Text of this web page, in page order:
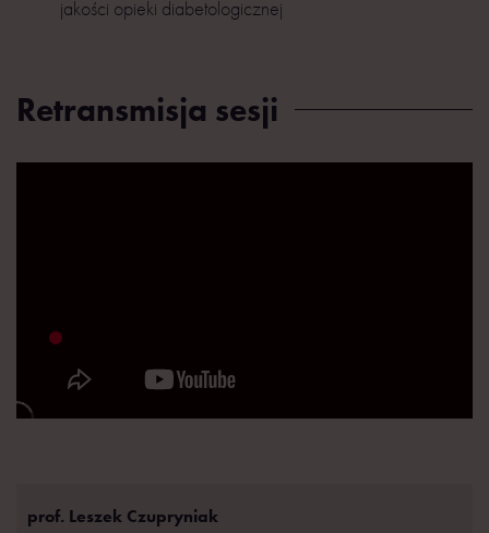
jakości opieki diabetologicznej
Retransmisja sesji
prof. Leszek Czupryniak